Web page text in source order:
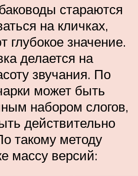
стараются
на кличках,
глубокое значение.
делается на
звучания. По
может быть
набором слогов,
действительно
такому методу
массу версий: